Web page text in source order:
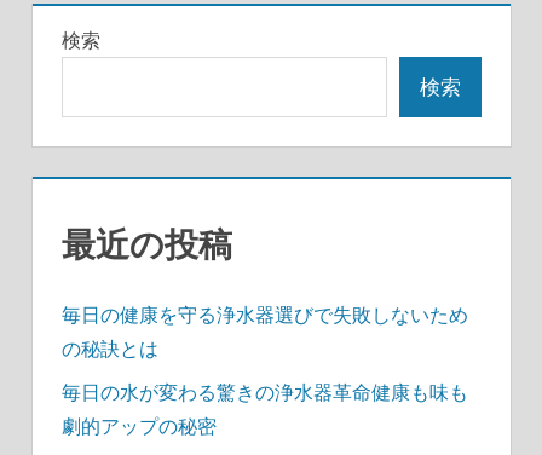
ー
ョ
ン
検索
検索
最近の投稿
毎日の健康を守る浄水器選びで失敗しないため
の秘訣とは
毎日の水が変わる驚きの浄水器革命健康も味も
劇的アップの秘密